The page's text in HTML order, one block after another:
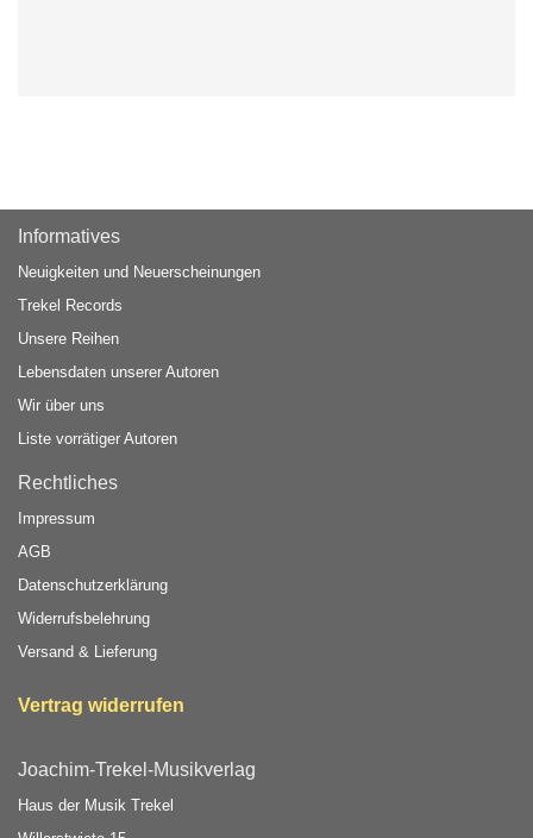
Informatives
Neuigkeiten und Neuerscheinungen
Trekel Records
Unsere Reihen
Lebensdaten unserer Autoren
Wir über uns
Liste vorrätiger Autoren
Rechtliches
Impressum
AGB
Datenschutzerklärung
Widerrufsbelehrung
Versand & Lieferung
Vertrag widerrufen
Joachim-Trekel-Musikverlag
Haus der Musik Trekel